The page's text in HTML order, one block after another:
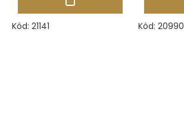
Kód: 21141 Kód: 20990